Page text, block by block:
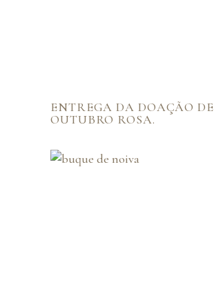
ENTREGA DA DOAÇÃO DE
OUTUBRO ROSA.